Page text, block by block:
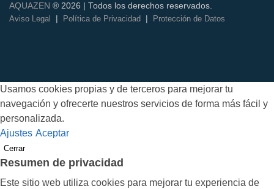
AQUAZEN ® 2026 | Todos los derechos reservados.
Aviso Legal
| Política de Privacidad | Protección de Datos
Usamos cookies propias y de terceros para mejorar tu
navegación y ofrecerte nuestros servicios de forma más fácil y
personalizada.
Ajustes Aceptar
Cerrar
Resumen de privacidad
Este sitio web utiliza cookies para mejorar tu experiencia de